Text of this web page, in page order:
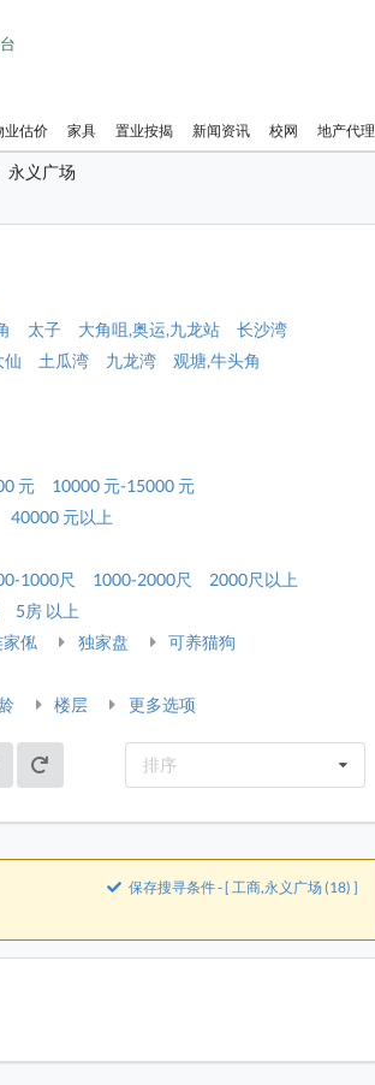
业估价 家具 置业按揭 新闻资讯 校网 地产代理
永义广场
太子 大角咀,奥运,九龙站
长沙湾
仙 土瓜湾 九龙湾
观塘,牛头角
元
10000 元-15000 元
40000 元以上
1000尺 1000-2000尺
2000尺以上
5房 以上
家俬 独家盘
可养猫狗
楼层 更多选项
排序
保存搜寻条件 - [ 工商,永义广场 (18) ]